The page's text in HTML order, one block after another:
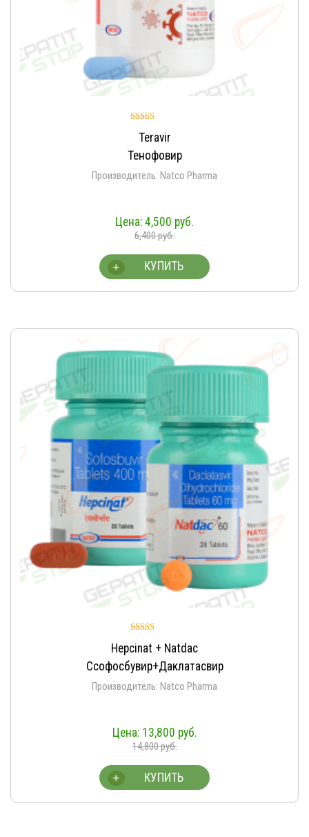
4.86
из 5
Teravir
Тенофовир
Производитель: Natco Pharma
4,500 руб.
6,400руб.
КУПИТЬ
+
5.00
из 5
Hepcinat + Natdac
Ссофосбувир+Даклатасвир
Производитель: Natco Pharma
13,800 руб.
14,800руб.
КУПИТЬ
+